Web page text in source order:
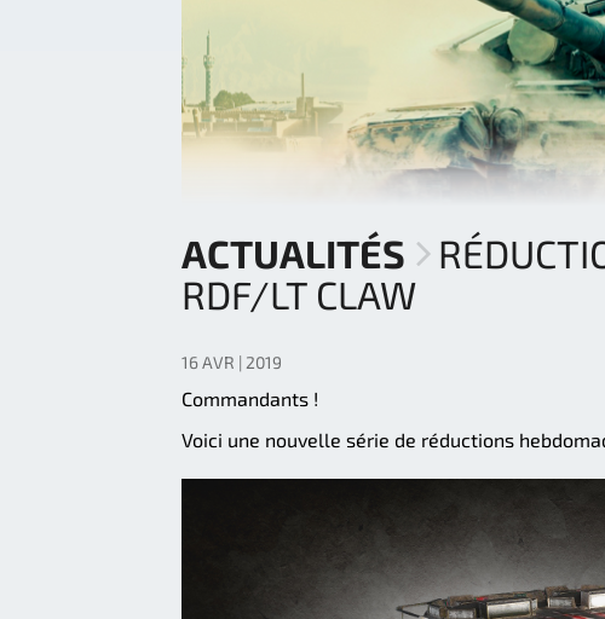
ACTUALITÉS
RDF/LT CLAW
16 AVR | 2019
Commandants !
Voici une nouvelle série de réductions